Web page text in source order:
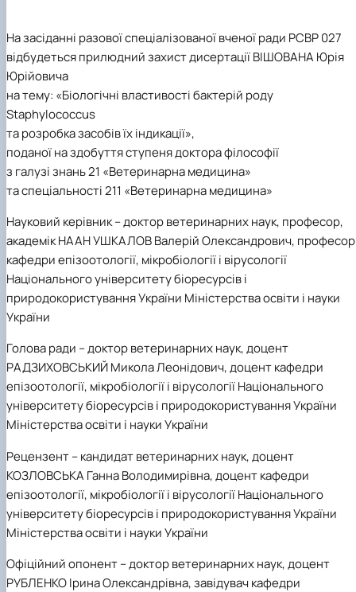
На засіданні разової спеціалізованої вченої ради РСВР 027
відбудеться прилюдний захист дисертації ВІШОВАНА Юрія
Юрійовича
на тему: «Біологічні властивості бактерій роду
Staphylococcus
та розробка засобів їх індикації»,
поданої на здобуття ступеня доктора філософії
з галузі знань 21 «Ветеринарна медицина»
та спеціальності 211 «Ветеринарна медицина»
Науковий керівник– доктор ветеринарних наук, професор,
академік НААН УШКАЛОВ Валерій Олександрович, професор
кафедри епізоотології, мікробіології і вірусології
Національного університету біоресурсів і
природокористування України Міністерства освіти і науки
України
Голова ради – доктор ветеринарних наук, доцент
РАДЗИХОВСЬКИЙ Микола Леонідович, доцент кафедри
епізоотології, мікробіології і вірусології Національного
університету біоресурсів і природокористування України
Міністерства освіти і науки України
Рецензент– кандидат ветеринарних наук, доцент
КОЗЛОВСЬКА Ганна Володимирівна, доцент кафедри
епізоотології, мікробіології і вірусології Національного
університету біоресурсів і природокористування України
Міністерства освіти і науки України
Офіційний опонент– доктор ветеринарних наук, доцент
РУБЛЕНКО Ірина Олександрівна, завідувач кафедри